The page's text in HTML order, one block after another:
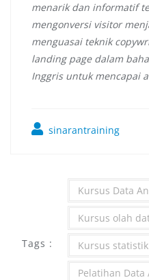
menarik dan informatif
mengonversi visitor
menguasai teknik
landing page dalam
Inggris untuk mencapai
sinarantraining
Tags :
Kursus Data
Kursus olah
Kursus
Pelatihan Data